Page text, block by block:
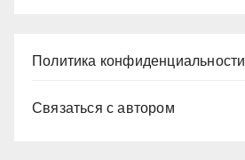
Политика конфиденциальности
Связаться с автором